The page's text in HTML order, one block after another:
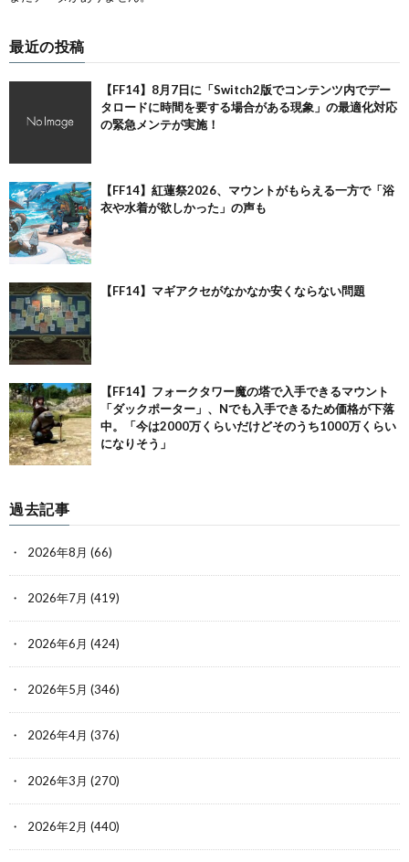
最近の投稿
【FF14】8月7日に「Switch2版でコンテンツ内でデー
タロードに時間を要する場合がある現象」の最適化対応
の緊急メンテが実施！
【FF14】紅蓮祭2026、マウントがもらえる一方で「浴
衣や水着が欲しかった」の声も
【FF14】マギアクセがなかなか安くならない問題
【FF14】フォークタワー魔の塔で入手できるマウント
「ダックポーター」、Nでも入手できるため価格が下落
中。「今は2000万くらいだけどそのうち1000万くらい
になりそう」
過去記事
2026年8月 (66)
2026年7月 (419)
2026年6月 (424)
2026年5月 (346)
2026年4月 (376)
2026年3月 (270)
2026年2月 (440)